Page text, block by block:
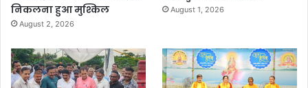
निकलना हुआ मुश्किल
August 2, 2026
August 1, 2026